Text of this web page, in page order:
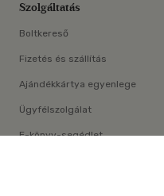
Szolgáltatás
Boltkereső
Fizetés és szállítás
Ajándékkártya egyenlege
Ügyfélszolgálat
E-könyv-segédlet